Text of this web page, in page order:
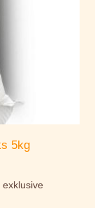
5kg
exklusive